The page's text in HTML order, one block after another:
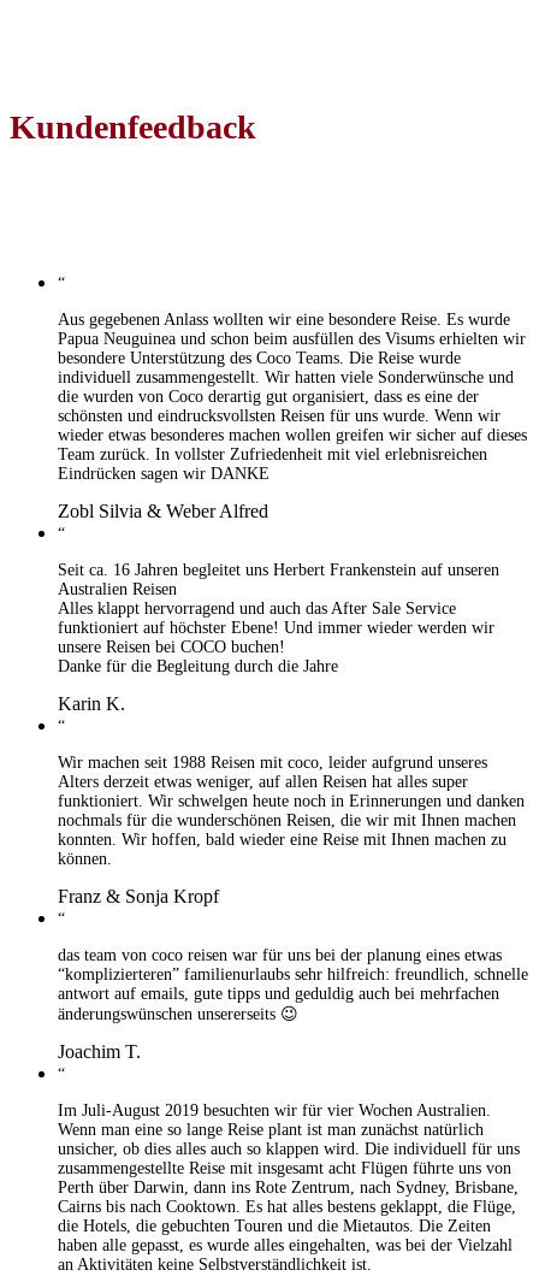
Kundenfeedback
“
Aus gegebenen Anlass wollten wir eine besondere Reise. Es wurde
Papua Neuguinea und schon beim ausfüllen des Visums erhielten wir
besondere Unterstützung des Coco Teams. Die Reise wurde
individuell zusammengestellt. Wir hatten viele Sonderwünsche und
die wurden von Coco derartig gut organisiert, dass es eine der
schönsten und eindrucksvollsten Reisen für uns wurde. Wenn wir
wieder etwas besonderes machen wollen greifen wir sicher auf dieses
Team zurück. In vollster Zufriedenheit mit viel erlebnisreichen
Eindrücken sagen wir DANKE
Zobl Silvia & Weber Alfred
“
Seit ca. 16 Jahren begleitet uns Herbert Frankenstein auf unseren
Australien Reisen
Alles klappt hervorragend und auch das After Sale Service
funktioniert auf höchster Ebene! Und immer wieder werden wir
unsere Reisen bei COCO buchen!
Danke für die Begleitung durch die Jahre
Karin K.
“
Wir machen seit 1988 Reisen mit coco, leider aufgrund unseres
Alters derzeit etwas weniger, auf allen Reisen hat alles super
funktioniert. Wir schwelgen heute noch in Erinnerungen und danken
nochmals für die wunderschönen Reisen, die wir mit Ihnen machen
konnten. Wir hoffen, bald wieder eine Reise mit Ihnen machen zu
können.
Franz & Sonja Kropf
“
das team von coco reisen war für uns bei der planung eines etwas
“komplizierteren” familienurlaubs sehr hilfreich: freundlich, schnelle
antwort auf emails, gute tipps und geduldig auch bei mehrfachen
änderungswünschen unsererseits 😉
Joachim T.
“
Im Juli-August 2019 besuchten wir für vier Wochen Australien.
Wenn man eine so lange Reise plant ist man zunächst natürlich
unsicher, ob dies alles auch so klappen wird. Die individuell für uns
zusammengestellte Reise mit insgesamt acht Flügen führte uns von
Perth über Darwin, dann ins Rote Zentrum, nach Sydney, Brisbane,
Cairns bis nach Cooktown. Es hat alles bestens geklappt, die Flüge,
die Hotels, die gebuchten Touren und die Mietautos. Die Zeiten
haben alle gepasst, es wurde alles eingehalten, was bei der Vielzahl
an Aktivitäten keine Selbstverständlichkeit ist.